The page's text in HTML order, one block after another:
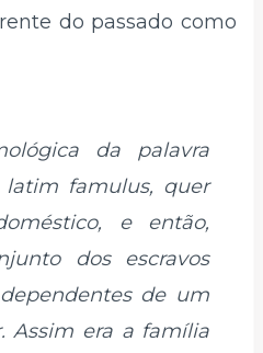
do passado como
da palavra
famulus, quer
e então,
dos escravos
de um
Assim era a família